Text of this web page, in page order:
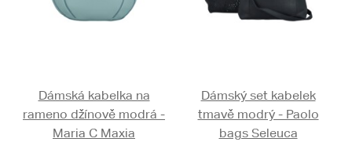
Dámská kabelka na
rameno džínově modrá -
Maria C Maxia
Dámský set kabelek
tmavě modrý - Paolo
bags Seleuca